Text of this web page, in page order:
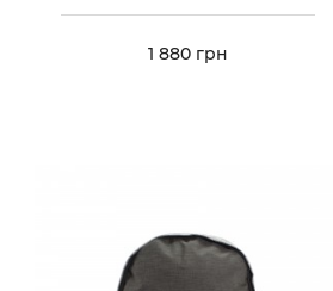
Ціна
1 880 грн